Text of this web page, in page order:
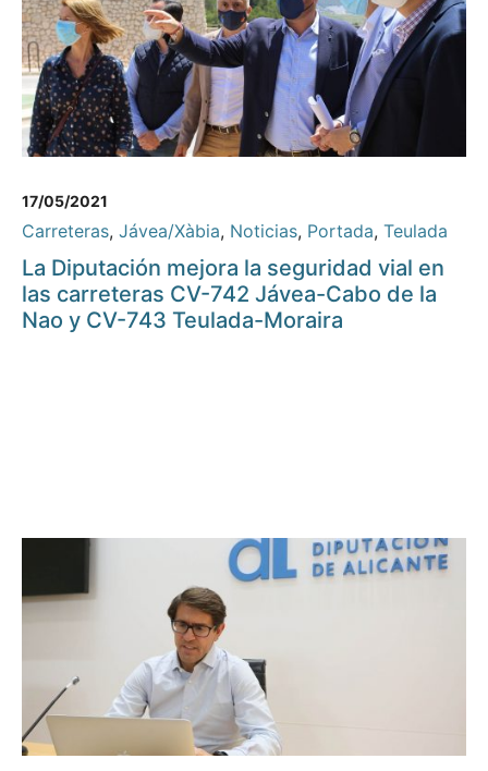
17/05/2021
Carreteras, Jávea/Xàbia, Noticias, Portada, Teulada
La Diputación mejora la seguridad vial en
las carreteras CV-742 Jávea-Cabo de la
Nao y CV-743 Teulada-Moraira